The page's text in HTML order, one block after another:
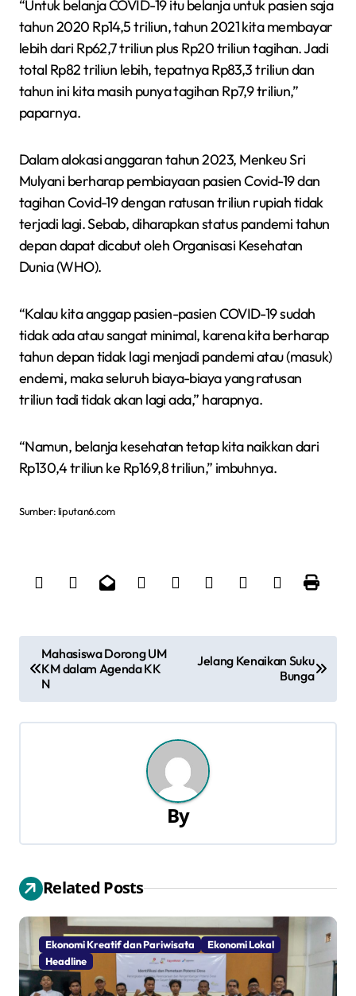
“Untuk belanja COVID-19 itu belanja untuk pasien saja
tahun 2020 Rp14,5 triliun, tahun 2021 kita membayar
lebih dari Rp62,7 triliun plus Rp20 triliun tagihan. Jadi
total Rp82 triliun lebih, tepatnya Rp83,3 triliun dan
tahun ini kita masih punya tagihan Rp7,9 triliun,”
paparnya.
Dalam alokasi anggaran tahun 2023, Menkeu Sri
Mulyani berharap pembiayaan pasien Covid-19 dan
tagihan Covid-19 dengan ratusan triliun rupiah tidak
terjadi lagi. Sebab, diharapkan status pandemi tahun
depan dapat dicabut oleh Organisasi Kesehatan
Dunia (WHO).
“Kalau kita anggap pasien-pasien COVID-19 sudah
tidak ada atau sangat minimal, karena kita berharap
tahun depan tidak lagi menjadi pandemi atau (masuk)
endemi, maka seluruh biaya-biaya yang ratusan
triliun tadi tidak akan lagi ada,” harapnya.
“Namun, belanja kesehatan tetap kita naikkan dari
Rp130,4 triliun ke Rp169,8 triliun,” imbuhnya.
Sumber: liputan6.com
v
s
i
p
o
s
Mahasiswa Dorong UM
KM dalam Agenda KK
N
Jelang Kenaikan Suku
Bunga
By
Related Posts
Ekonomi Kreatif dan Pariwisata
Ekonomi Lokal
Headline